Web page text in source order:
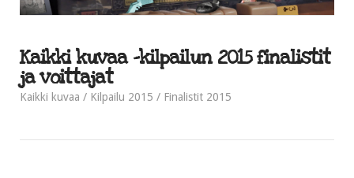
Kaikki kuvaa -kilpailun 2015 finalistit
ja voittajat
Kaikki kuvaa Kilpailu 2015 Finalistit 2015